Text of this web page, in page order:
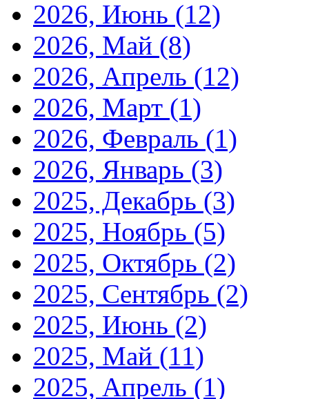
2026, Июнь (12)
2026, Май (8)
2026, Апрель (12)
2026, Март (1)
2026, Февраль (1)
2026, Январь (3)
2025, Декабрь (3)
2025, Ноябрь (5)
2025, Октябрь (2)
2025, Сентябрь (2)
2025, Июнь (2)
2025, Май (11)
2025, Апрель (1)